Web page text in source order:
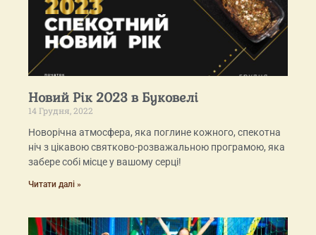
Новий Рік 2023 в Буковелі
14 Грудня, 2022
Новорічна атмосфера, яка поглине кожного, спекотна
ніч з цікавою святково-розважальною програмою, яка
забере собі місце у вашому серці!
Читати далі »